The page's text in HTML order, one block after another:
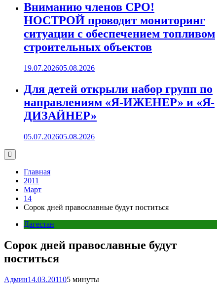
Вниманию членов СРО!
НОСТРОЙ проводит мониторинг
ситуации с обеспечением топливом
строительных объектов
19.07.202605.08.2026
Для детей открыли набор групп по
направлениям «Я-ИЖЕНЕР» и «Я-
ДИЗАЙНЕР»
05.07.202605.08.2026
Главная
2011
Март
14
Сорок дней православные будут поститься
Дагестан
Сорок дней православные будут
поститься
Админ14.03.201105 минуты